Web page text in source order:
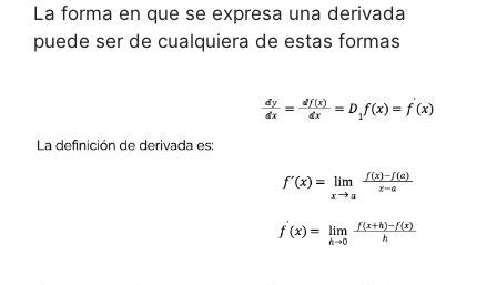
La forma en que se expresa una derivada
puede ser de cualquiera de estas formas